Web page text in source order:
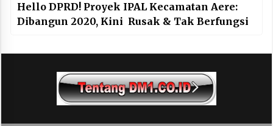
Hello DPRD! Proyek IPAL Kecamatan Aere:
Dibangun 2020, Kini Rusak & Tak Berfungsi